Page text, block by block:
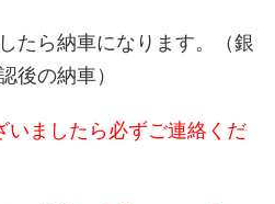
たら納車になります。（銀
後の納車）
いましたら必ずご連絡くだ